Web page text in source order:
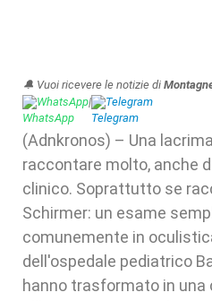
🔔 Vuoi ricevere le notizie di
WhatsApp| Telegram
(Adnkronos) – Una
raccontare molto, anche
clinico. Soprattutto se
Schirmer: un esame
comunemente in
dell'ospedale pediatrico
hanno trasformato in